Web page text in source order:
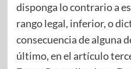
disponga lo contrario a
rango legal, inferior, o
consecuencia de alguna
último, en el artículo